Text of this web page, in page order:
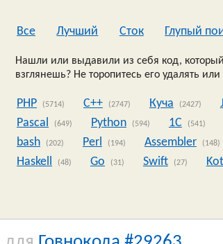
Все Лучший Сток Глупый
Нашли или выдавили из себя код,
взглянешь? Не торопитесь его удалять
PHP (5714) C++ (2747) Куча (2427)
Pascal (649) Python (594) 1C (541)
bash (202) Perl (194) Assembler (148)
Haskell (48) Go (31) Swift (27)